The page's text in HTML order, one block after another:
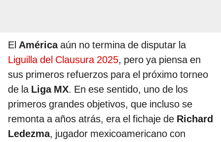
El Américaaún no termina de disputar la
Liguilla del Clausura 2025, pero ya piensa en
sus primeros refuerzos para el próximo torneo
de la Liga MX. En ese sentido, uno de los
primeros grandes objetivos, que incluso se
remonta a años atrás, era el fichaje de Richard
Ledezma, jugador mexicoamericano con